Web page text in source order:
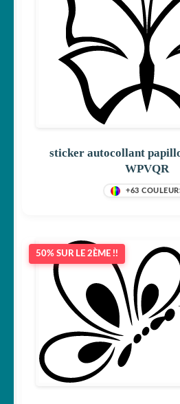
sticker autocollant
WPVQR
+63
50% SUR LE 2ÈME !!